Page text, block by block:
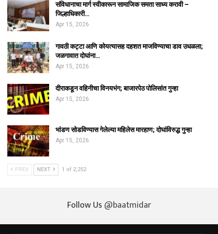
संविधानाचा मार्ग स्वीकारून सामाजिक समता साध्य करावी –
जिल्हाधिकारी…
Apr 15, 2026
गावठी कट्टा आणि कोयत्यासह दहशत माजविण्याचा डाव उधळला;
जळगावात दोघांना…
Apr 15, 2026
दीराकडून वहिनीचा विनयभंग; बाजारपेठ पोलिसांत गुन्हा
Apr 15, 2026
भांडण सोडविण्यास गेलेल्या महिलेस मारहाण; दोघांविरुद्ध गुन्हा
Apr 15, 2026
PREV NEXT 1 of 2,252
Follow Us @baatmidar